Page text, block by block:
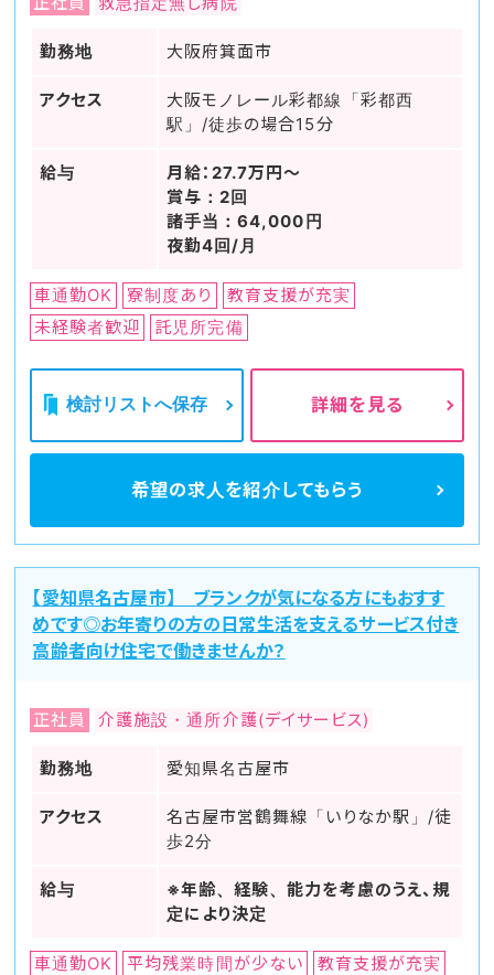
勤務地 大阪府箕面市
アクセス
大阪モノレール彩都線「彩都西
駅」/徒歩の場合15分
給与
月給：27.7万円～
賞与：2回
諸手当：64,000円
夜勤4回/月
車通勤OK 寮制度あり
教育支援が充実
未経験者歓迎
託児所完備
検討リストへ保存 詳細を見る
希望の求人を紹介してもらう
【愛知県名古屋市】 ブランクが気になる方にもおすす
めです◎お年寄りの方の日常生活を支えるサービス付き
高齢者向け住宅で働きませんか？
正社員 介護施設・通所介護(デイサービス)
勤務地 愛知県名古屋市
アクセス
名古屋市営鶴舞線「いりなか駅」/徒
歩2分
給与
※年齢、経験、能力を考慮のうえ、規
定により決定
車通勤OK 平均残業時間が少ない
教育支援が充実